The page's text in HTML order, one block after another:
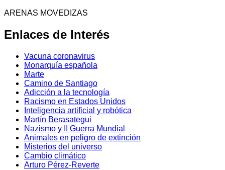
ARENAS MOVEDIZAS
Enlaces de Interés
Vacuna coronavirus
Monarquía española
Marte
Camino de Santiago
Adicción a la tecnología
Racismo en Estados Unidos
Inteligencia artificial y robótica
Martín Berasategui
Nazismo y II Guerra Mundial
Animales en peligro de extinción
Misterios del universo
Cambio climático
Arturo Pérez-Reverte